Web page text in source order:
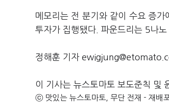
메모리는 전 분기와 같이 수요 증가
투자가 집행됐다. 파운드리는 5나
정해훈 기자
이 기사는 뉴스토마토 보도준칙 및
ⓒ 맛있는 뉴스토마토, 무단 전재 - 재배